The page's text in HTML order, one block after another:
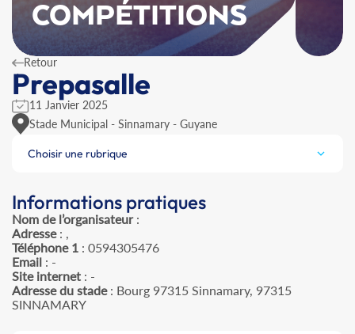
COMPÉTITIONS
Retour
Prepasalle
11 Janvier 2025
Stade Municipal - Sinnamary - Guyane
Choisir une rubrique
Informations pratiques
Nom de l’organisateur:
Adresse: ,
Téléphone 1 : 0594305476
Email : -
Site internet : -
Adresse du stade: Bourg 97315 Sinnamary, 97315
SINNAMARY